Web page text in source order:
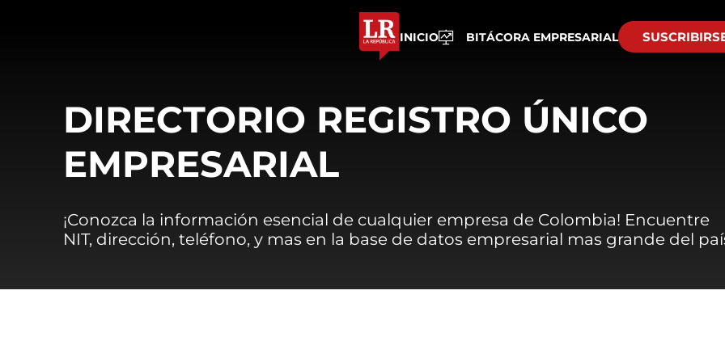
INICIO BITÁCORA EMPRESARIAL
DIRECTORIO REGISTRO ÚNICO
EMPRESARIAL
¡Conozca la información esencial de cualquier empresa de Colombia! Encuentre
NIT, dirección, teléfono, y mas en la base de datos empresarial mas grande del